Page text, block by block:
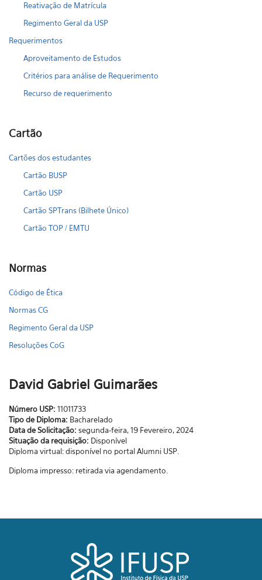
Reativação de Matrícula
Regimento Geral da USP
Requerimentos
Aproveitamento de Estudos
Critérios para análise de Requerimento
Recurso de requerimento
Cartão
Cartões dos estudantes
Cartão BUSP
Cartão USP
Cartão SPTrans (Bilhete Único)
Cartão TOP / EMTU
Normas
Código de Ética
Normas CG
Regimento Geral da USP
Resoluções CoG
David Gabriel Guimarães
Número USP: 11011733
Tipo de Diploma: Bacharelado
Data de Solicitação: segunda-feira, 19 Fevereiro, 2024
Situação da requisição: Disponível
Diploma virtual: disponível no portal Alumni USP.
Diploma impresso: retirada via agendamento.